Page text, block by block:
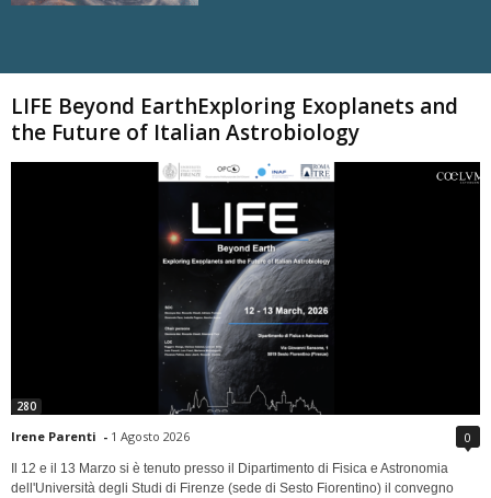
LIFE Beyond EarthExploring Exoplanets and
the Future of Italian Astrobiology
280
Irene Parenti - 1 Agosto 2026 0
Il 12 e il 13 Marzo si è tenuto presso il Dipartimento di Fisica e Astronomia
dell'Università degli Studi di Firenze (sede di Sesto Fiorentino) il convegno